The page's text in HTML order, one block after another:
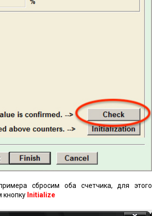
сбросим оба счетчика, для этого
кнопку Initialize